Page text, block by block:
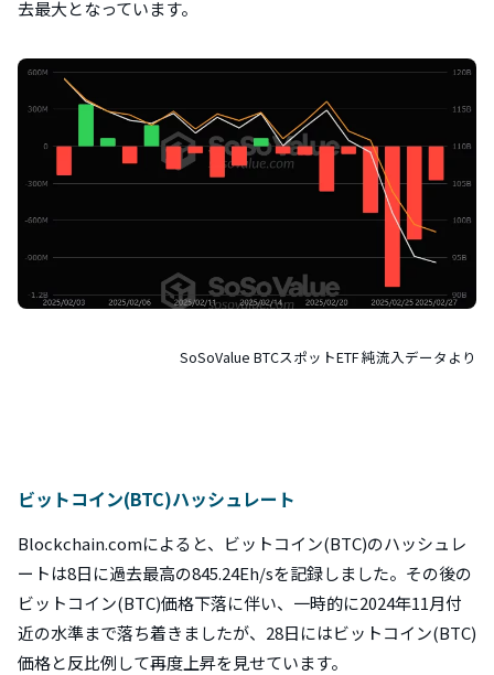
去最大となっています。
SoSoValue BTCスポットETF 純流入データより
ビットコイン(BTC)ハッシュレート
Blockchain.comによると、ビットコイン(BTC)のハッシュレ
ートは8日に過去最高の845.24Eh/sを記録しました。その後の
ビットコイン(BTC)価格下落に伴い、一時的に2024年11月付
近の水準まで落ち着きましたが、28日にはビットコイン(BTC)
価格と反比例して再度上昇を見せています。